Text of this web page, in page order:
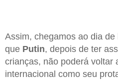
Assim, chegamos ao dia
que Putin, depois de ter
crianças, não poderá voltar
internacional como seu